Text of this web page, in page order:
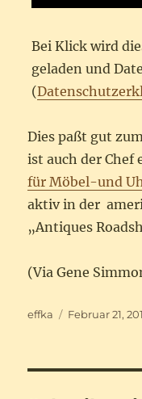
Bei Klick wird
geladen und
(
Dies paßt gut
ist auch der Chef
für Möbel-und
aktiv in der
„Antiques
(Via Gene
Autor
effka
Veröffentlicht
Februar 21,